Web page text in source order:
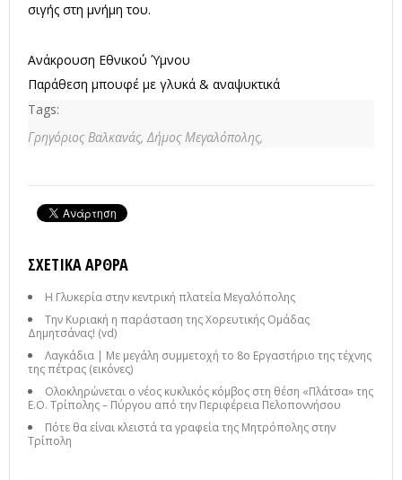
σιγής στη μνήμη του.
Ανάκρουση Εθνικού Ύμνου
Παράθεση μπουφέ με γλυκά & αναψυκτικά
Tags:
Γρηγόριος Βαλκανάς, Δήμος Μεγαλόπολης,
ΣΧΕΤΙΚΆ ΆΡΘΡΑ
Η Γλυκερία στην κεντρική πλατεία Μεγαλόπολης
Την Κυριακή η παράσταση της Χορευτικής Ομάδας
Δημητσάνας! (vd)
Λαγκάδια | Με μεγάλη συμμετοχή το 8ο Εργαστήριο της τέχνης
της πέτρας (εικόνες)
Ολοκληρώνεται ο νέος κυκλικός κόμβος στη θέση «Πλάτσα» της
Ε.Ο. Τρίπολης – Πύργου από την Περιφέρεια Πελοποννήσου
Πότε θα είναι κλειστά τα γραφεία της Μητρόπολης στην
Τρίπολη